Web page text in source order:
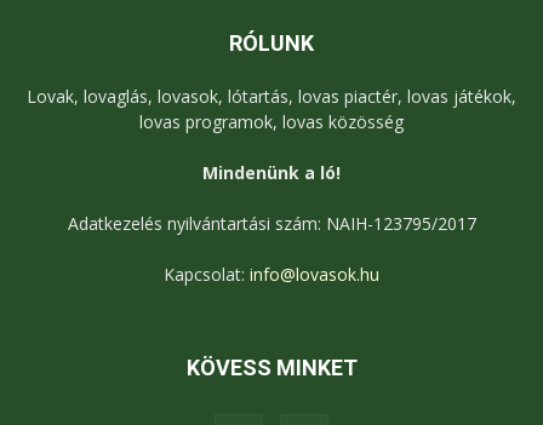
RÓLUNK
Lovak, lovaglás, lovasok, lótartás, lovas piactér, lovas játékok,
lovas programok, lovas közösség
Mindenünk a ló!
Adatkezelés nyilvántartási szám: NAIH-123795/2017
Kapcsolat: info@lovasok.hu
KÖVESS MINKET